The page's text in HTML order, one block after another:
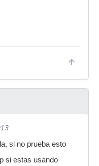
si no prueba esto
si estas usando